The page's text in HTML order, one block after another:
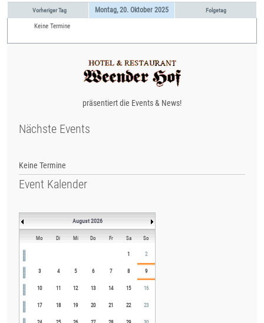
Vorheriger Tag Montag, 20. Oktober 2025 Folgetag
Keine Termine
präsentiert die Events & News!
Nächste Events
Keine Termine
Event Kalender
August 2026
Mo Di Mi Do Fr Sa So
1 2
3 4 5 6 7 8 9
10 11 12 13 14 15 16
17 18 19 20 21 22 23